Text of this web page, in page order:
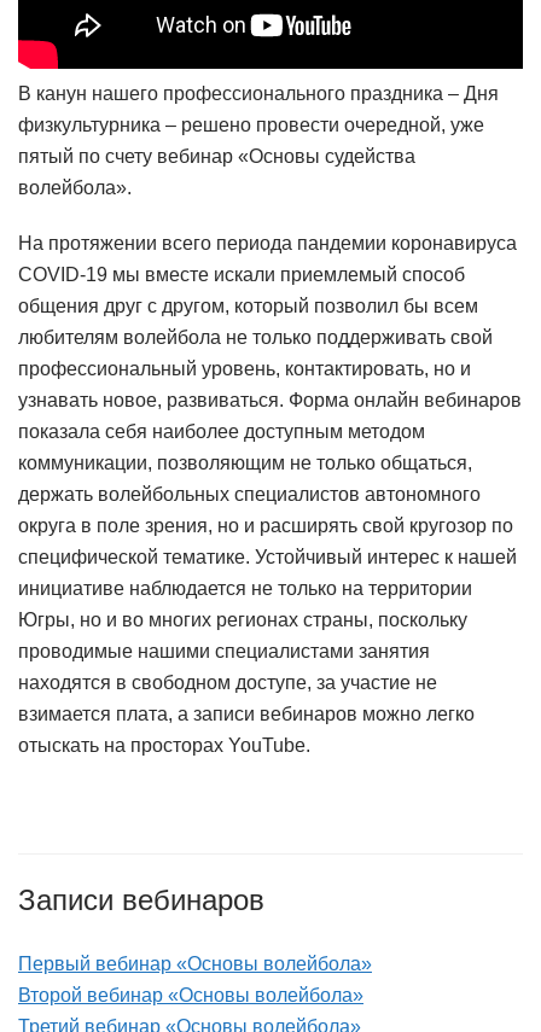
В канун нашего профессионального праздника – Дня
физкультурника – решено провести очередной, уже
пятый по счету вебинар «Основы судейства
волейбола».
На протяжении всего периода пандемии коронавируса
COVID-19 мы вместе искали приемлемый способ
общения друг с другом, который позволил бы всем
любителям волейбола не только поддерживать свой
профессиональный уровень, контактировать, но и
узнавать новое, развиваться. Форма онлайн вебинаров
показала себя наиболее доступным методом
коммуникации, позволяющим не только общаться,
держать волейбольных специалистов автономного
округа в поле зрения, но и расширять свой кругозор по
специфической тематике. Устойчивый интерес к нашей
инициативе наблюдается не только на территории
Югры, но и во многих регионах страны, поскольку
проводимые нашими специалистами занятия
находятся в свободном доступе, за участие не
взимается плата, а записи вебинаров можно легко
отыскать на просторах YouTube.
Записи вебинаров
Первый вебинар «Основы волейбола»
Второй вебинар «Основы волейбола»
Третий вебинар «Основы волейбола»